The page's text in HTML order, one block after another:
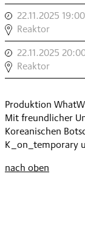
ONE
BY
ONE
,
22.11.2025 19:00
INTRODUCTION
|
GAGOKBOUNCE:
ONE
BY
,
Reaktor
22.11.2025
GAGOKBOUNCE:
ONE
ONE
,
Reaktor
Produktion
Mit freundlicher
Koreanischen
K_on_temporary
nach oben